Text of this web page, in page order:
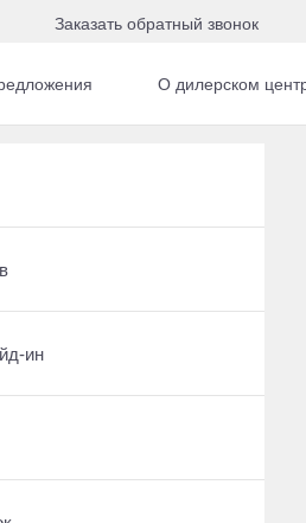
Заказать обратный звонок
кредиту
ин
ин
О дилерском
ин